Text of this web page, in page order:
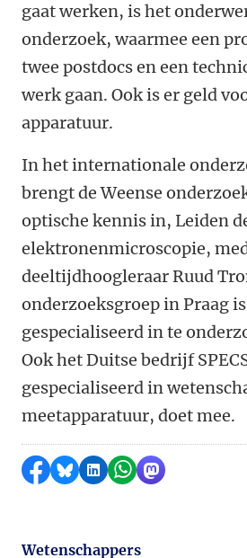
gaat werken, is het
onderzoek, waarmee een
twee postdocs en een
werk gaan. Ook is er geld
apparatuur.
In het internationale
brengt de Weense
optische kennis in, Leiden
elektronenmicroscopie,
deeltijdhoogleraar Ruud
onderzoeksgroep in Praag is
gespecialiseerd in te
Ook het Duitse bedrijf
gespecialiseerd in
meetapparatuur, doet mee.
Delen op Facebook
Delen via Bluesky
Delen op LinkedIn
Delen via
Delen via
Wetenschappers